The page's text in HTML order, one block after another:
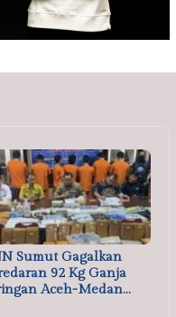
Sumut Gagalkan
92 Kg Ganja
Aceh-Medan…